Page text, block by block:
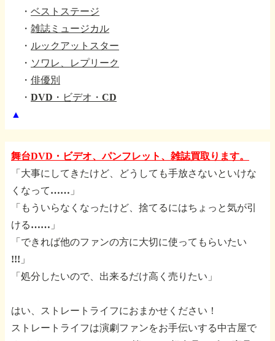
・ ベストステージ
・ 雑誌ミュージカル
・ ルックアットスター
・ ソワレ、レプリーク
・ 俳優別
・ DVD・ビデオ・CD
▲
舞台DVD・ビデオ、パンフレット、雑誌買取ります。
「大事にしてきたけど、どうしても手放さないといけな
くなって……」
「もういらなくなったけど、捨てるにはちょっと気が引
ける……」
「できれば他のファンの方に大切に使ってもらいたい
!!!」
「処分したいので、出来るだけ高く売りたい」
はい、ストレートライフにおまかせください！
ストレートライフは演劇ファンをお手伝いする中古屋で